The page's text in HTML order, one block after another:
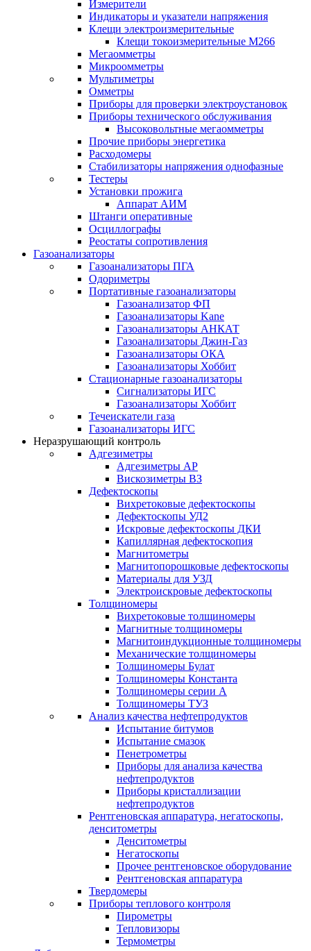
Измерители
Индикаторы и указатели напряжения
Клещи электроизмерительные
Клещи токоизмерительные М266
Мегаомметры
Микроомметры
Мультиметры
Омметры
Приборы для проверки электроустановок
Приборы технического обслуживания
Высоковольтные мегаомметры
Прочие приборы энергетика
Расходомеры
Стабилизаторы напряжения однофазные
Тестеры
Установки прожига
Аппарат АИМ
Штанги оперативные
Осциллографы
Реостаты сопротивления
Газоанализаторы
Газоанализаторы ПГА
Одориметры
Портативные газоанализаторы
Газоанализатор ФП
Газоанализаторы Kane
Газоанализаторы АНКАТ
Газоанализаторы Джин-Газ
Газоанализаторы ОКА
Газоанализаторы Хоббит
Стационарные газоанализаторы
Сигнализаторы ИГС
Газоанализаторы Хоббит
Течеискатели газа
Газоанализаторы ИГС
Неразрушающий контроль
Адгезиметры
Адгезиметры АР
Вискозиметры ВЗ
Дефектоскопы
Вихретоковые дефектоскопы
Дефектоскопы УД2
Искровые дефектоскопы ДКИ
Капиллярная дефектоскопия
Магнитометры
Магнитопорошковые дефектоскопы
Материалы для УЗД
Электроискровые дефектоскопы
Толщиномеры
Вихретоковые толщиномеры
Магнитные толщиномеры
Магнитоиндукционные толщиномеры
Механические толщиномеры
Толщиномеры Булат
Толщиномеры Константа
Толщиномеры серии А
Толщиномеры ТУЗ
Анализ качества нефтепродуктов
Испытание битумов
Испытание смазок
Пенетрометры
Приборы для анализа качества
нефтепродуктов
Приборы кристаллизации
нефтепродуктов
Рентгеновская аппаратура, негатоскопы,
денситометры
Денситометры
Негатоскопы
Прочее рентгеновское оборудование
Рентгеновская аппаратура
Твердомеры
Приборы теплового контроля
Пирометры
Тепловизоры
Термометры